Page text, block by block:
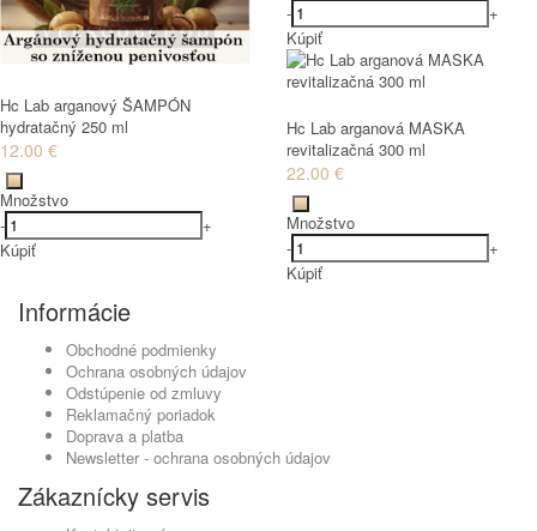
Hc Lab arganový ŠAMPÓN
hydratačný 250 ml
12.00 €
Množstvo
-
+
Kúpiť
-
+
Kúpiť
Hc Lab arganová MASKA
revitalizačná 300 ml
22.00 €
Množstvo
-
+
Kúpiť
Informácie
Obchodné podmienky
Ochrana osobných údajov
Odstúpenie od zmluvy
Reklamačný poriadok
Doprava a platba
Newsletter - ochrana osobných údajov
Zákaznícky servis